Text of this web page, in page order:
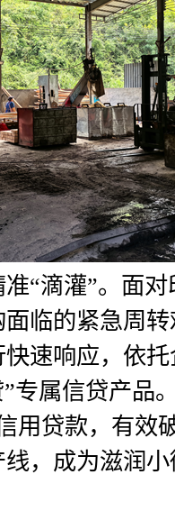
“滴灌”。面
临的紧急周
速响应，依
专属信贷产品
用贷款，有效
，成为滋润